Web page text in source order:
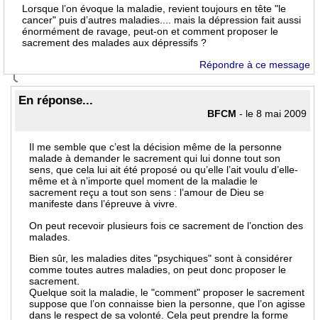
Lorsque l’on évoque la maladie, revient toujours en tête "le
cancer" puis d’autres maladies.... mais la dépression fait aussi
énormément de ravage, peut-on et comment proposer le
sacrement des malades aux dépressifs ?
Répondre à ce message
En réponse...
BFCM - le 8 mai 2009
Il me semble que c’est la décision même de la personne
malade à demander le sacrement qui lui donne tout son
sens, que cela lui ait été proposé ou qu’elle l’ait voulu d’elle-
même et à n’importe quel moment de la maladie le
sacrement reçu a tout son sens : l’amour de Dieu se
manifeste dans l’épreuve à vivre.
On peut recevoir plusieurs fois ce sacrement de l’onction des
malades.
Bien sûr, les maladies dites "psychiques" sont à considérer
comme toutes autres maladies, on peut donc proposer le
sacrement.
Quelque soit la maladie, le "comment" proposer le sacrement
suppose que l’on connaisse bien la personne, que l’on agisse
dans le respect de sa volonté. Cela peut prendre la forme